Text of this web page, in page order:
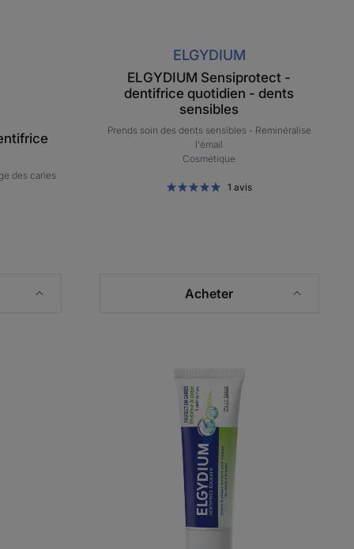
des caries
ELGYDIUM
ELGYDIUM Sensiprotect -
dentifrice quotidien - dents
sensibles
Prends soin des dents sensibles - Reminéralise
l'émail
Cosmétique
1avis
Acheter
Révélateur
de
Plaque
-
dentifrice
éducatif